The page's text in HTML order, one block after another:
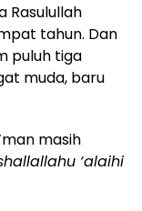
Rasulullah
tahun. Dan
puluh tiga
muda, baru
masih
‘alaihi